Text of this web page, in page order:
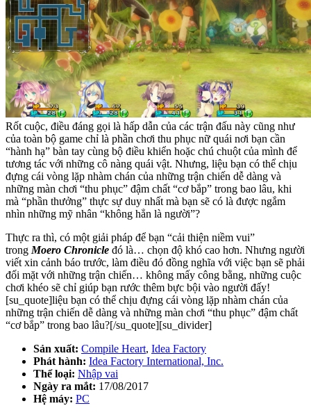
Rốt cuộc, điều đáng gọi là hấp dẫn của các trận đấu này cũng như
của toàn bộ game chỉ là phần chơi thu phục nữ quái nơi bạn cần
“hành hạ” bàn tay cùng bộ điều khiển hoặc chú chuột của mình để
tương tác với những cô nàng quái vật. Nhưng, liệu bạn có thể chịu
đựng cái vòng lặp nhàm chán của những trận chiến dễ dàng và
những màn chơi “thu phục” đậm chất “cơ bắp” trong bao lâu, khi
mà “phần thưởng” thực sự duy nhất mà bạn sẽ có là được ngắm
nhìn những mỹ nhân “không hẳn là người”?
Thực ra thì, có một giải pháp để bạn “cải thiện niềm vui”
trong Moero Chronicle đó là… chọn độ khó cao hơn. Nhưng người
viết xin cảnh báo trước, làm điều đó đồng nghĩa với việc bạn sẽ phải
đối mặt với những trận chiến… không mấy công bằng, những cuộc
chơi khéo sẽ chỉ giúp bạn rước thêm bực bội vào người đấy!
[su_quote]liệu bạn có thể chịu đựng cái vòng lặp nhàm chán của
những trận chiến dễ dàng và những màn chơi “thu phục” đậm chất
“cơ bắp” trong bao lâu?[/su_quote][su_divider]
Sản xuất: Compile Heart, Idea Factory
Phát hành: Idea Factory International, Inc.
Thể loại: Nhập vai
Ngày ra mắt: 17/08/2017
Hệ máy: PC